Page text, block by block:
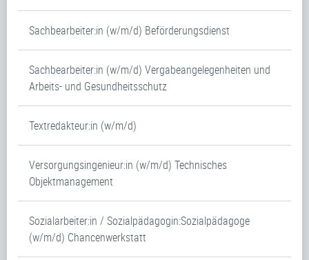
Sachbearbeiter:in (w/m/d) Beförderungsdienst
Sachbearbeiter:in (w/m/d) Vergabeangelegenheiten und
Arbeits- und Gesundheitsschutz
Textredakteur:in (w/m/d)
Versorgungsingenieur:in (w/m/d) Technisches
Objektmanagement
Sozialarbeiter:in / Sozialpädagogin:Sozialpädagoge
(w/m/d) Chancenwerkstatt